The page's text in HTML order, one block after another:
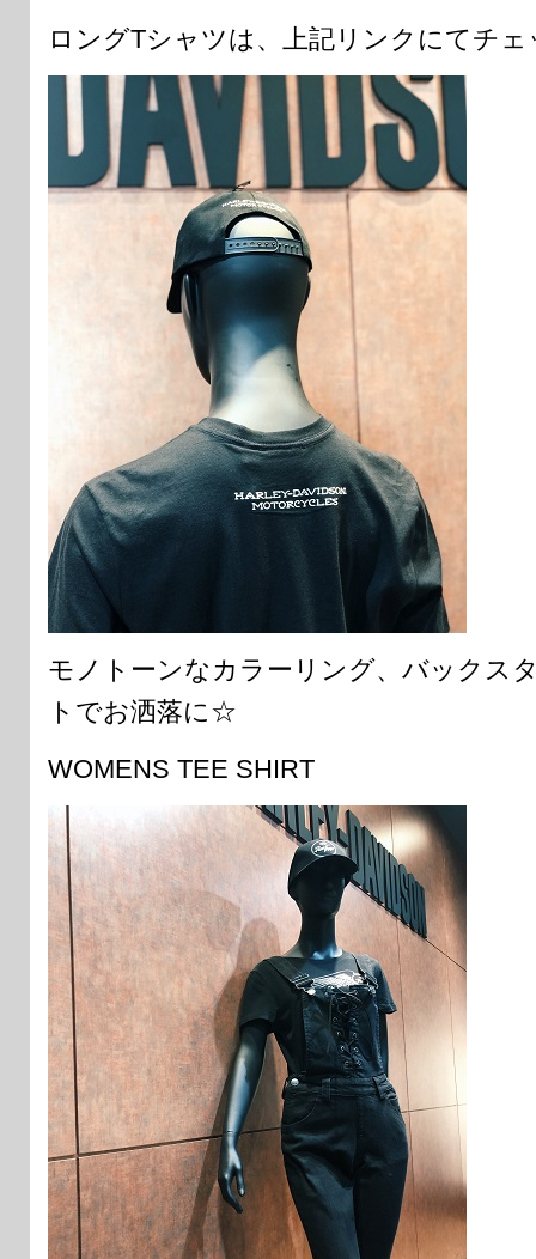
ロングTシャツは、上記リンクにてチ
モノトーンなカラーリング、バックス
トでお洒落に☆
WOMENS TEE SHIRT